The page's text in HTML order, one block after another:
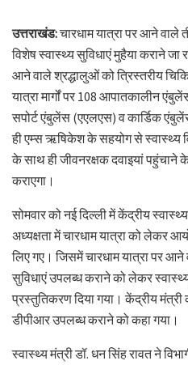
उत्तराखंड:चारधाम यात्रा पर आने वाले
विशेष स्वास्थ्य सुविधाएं मुहैया कराने जा
आने वाले श्रद्धालुओं को त्रिस्तरीय
यात्रा मार्गों पर 108 आपातकालीन
सपोर्ट एंबुलेंस (एएलएस) व कार्डिक
ही एम्स ऋषिकेश के सहयोग से स्वास्थ्य
के साथ ही जीवनरक्षक दवाइयां पहुंचाने
कराएगा।
सोमवार को नई दिल्ली में केंद्रीय
अध्यक्षता में चारधाम यात्रा को लेकर
लिए गए। जिसमें चारधाम यात्रा पर आने
सुविधाएं उपलब्ध कराने को लेकर
प्रस्तुतिकरण दिया गया। केंद्रीय
डीपीआर उपलब्ध कराने को कहा गया।
स्वास्थ्य मंत्री डॉ. धन सिंह रावत ने